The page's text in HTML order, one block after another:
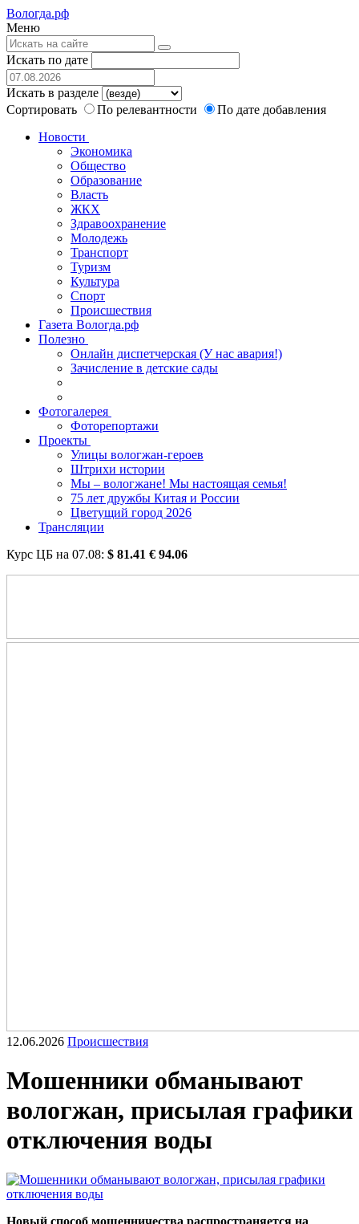
Вологда.рф
Меню
Искать по дате
Искать в разделе
Сортировать
По релевантности
По дате добавления
Новости
Экономика
Общество
Образование
Власть
ЖКХ
Здравоохранение
Молодежь
Транспорт
Туризм
Культура
Спорт
Происшествия
Газета Вологда.рф
Полезно
Онлайн диспетчерская (У нас авария!)
Зачисление в детские сады
Фотогалерея
Фоторепортажи
Проекты
Улицы вологжан-героев
Штрихи истории
Мы – вологжане! Мы настоящая семья!
75 лет дружбы Китая и России
Цветущий город 2026
Трансляции
Курс ЦБ на 07.08: $ 81.41 € 94.06
12.06.2026 Происшествия
Мошенники обманывают
вологжан, присылая графики
отключения воды
Новый способ мошенничества распространяется на